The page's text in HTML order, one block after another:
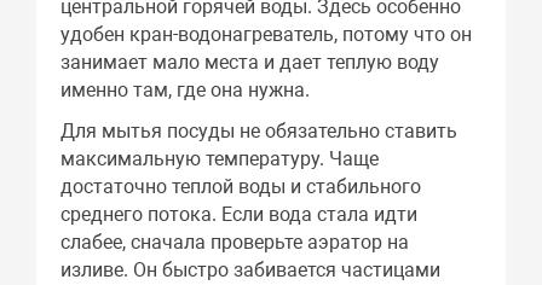
центральной горячей воды. Здесь особенно
удобен кран-водонагреватель, потому что он
занимает мало места и дает теплую воду
именно там, где она нужна.
Для мытья посуды не обязательно ставить
максимальную температуру. Чаще
достаточно теплой воды и стабильного
среднего потока. Если вода стала идти
слабее, сначала проверьте аэратор на
изливе. Он быстро забивается частицами